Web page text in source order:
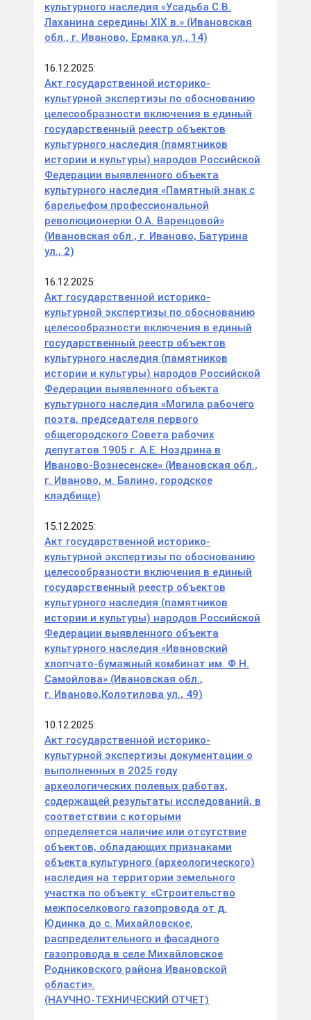
культурного наследия «Усадьба С.В.
Лаханина середины XIX в.» (Ивановская
обл., г. Иваново, Ермака ул., 14)
16.12.2025:
Акт государственной историко-
культурной экспертизы по обоснованию
целесообразности включения в единый
государственный реестр объектов
культурного наследия (памятников
истории и культуры) народов Российской
Федерации выявленного объекта
культурного наследия «Памятный знак с
барельефом профессиональной
революционерки О.А. Варенцовой»
(Ивановская обл., г. Иваново, Батурина
ул., 2)
16.12.2025:
Акт государственной историко-
культурной экспертизы по обоснованию
целесообразности включения в единый
государственный реестр объектов
культурного наследия (памятников
истории и культуры) народов Российской
Федерации выявленного объекта
культурного наследия «Могила рабочего
поэта, председателя первого
общегородского Совета рабочих
депутатов 1905 г. А.Е. Ноздрина в
Иваново-Вознесенске» (Ивановская обл.,
г. Иваново, м. Балино, городское
кладбище)
15.12.2025:
Акт государственной историко-
культурной экспертизы по обоснованию
целесообразности включения в единый
государственный реестр объектов
культурного наследия (памятников
истории и культуры) народов Российской
Федерации выявленного объекта
культурного наследия «Ивановский
хлопчато-бумажный комбинат им. Ф.Н.
Самойлова» (Ивановская обл.,
г. Иваново,Колотилова ул., 49)
10.12.2025:
Акт государственной историко-
культурной экспертизы документации о
выполненных в 2025 году
археологических полевых работах,
содержащей результаты исследований, в
соответствии с которыми
определяется наличие или отсутствие
объектов, обладающих признаками
объекта культурного (археологического)
наследия на территории земельного
участка по объекту: «Строительство
межпоселкового газопровода от д.
Юдинка до с. Михайловское,
распределительного и фасадного
газопровода в селе Михайловское
Родниковского района Ивановской
области».
(НАУЧНО-ТЕХНИЧЕСКИЙ ОТЧЕТ)